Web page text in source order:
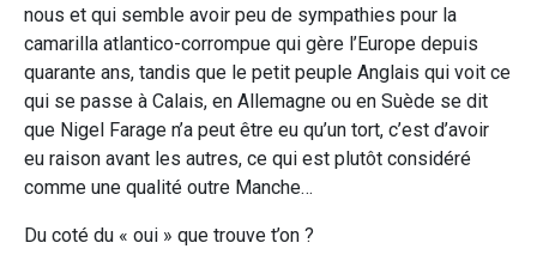
nous et qui semble avoir peu de sympathies pour la
camarilla atlantico-corrompue qui gère l’Europe depuis
quarante ans, tandis que le petit peuple Anglais qui voit ce
qui se passe à Calais, en Allemagne ou en Suède se dit
que Nigel Farage n’a peut être eu qu’un tort, c’est d’avoir
eu raison avant les autres, ce qui est plutôt considéré
comme une qualité outre Manche…
Du coté du « oui » que trouve t’on ?